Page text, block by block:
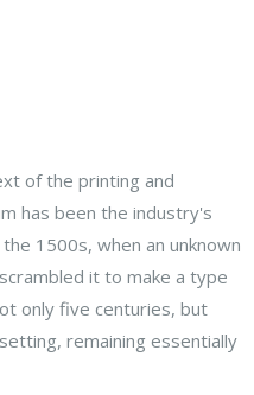
of the printing and
has been the industry's
1500s, when an unknown
it to make a type
only five centuries, but
remaining essentially